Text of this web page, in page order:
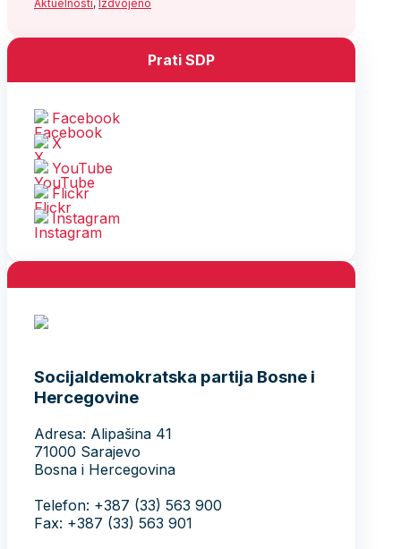
Aktuelnosti, Izdvojeno
Prati SDP
Facebook
X
YouTube
Flickr
Instagram
Socijaldemokratska partija Bosne i
Hercegovine
Adresa: Alipašina 41
71000 Sarajevo
Bosna i Hercegovina
Telefon: +387 (33) 563 900
Fax: +387 (33) 563 901